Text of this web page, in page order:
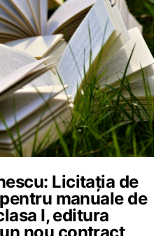
Licitația de
manuale de
I, editura